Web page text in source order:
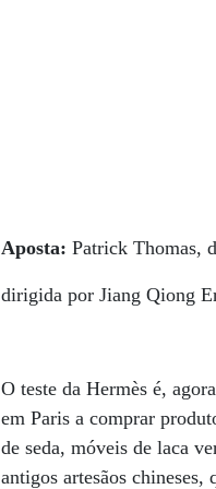
Aposta:Patrick Thomas,
dirigida por Jiang Qiong
O teste da Hermès é,
em Paris a comprar
de seda, móveis de laca
antigos artesãos